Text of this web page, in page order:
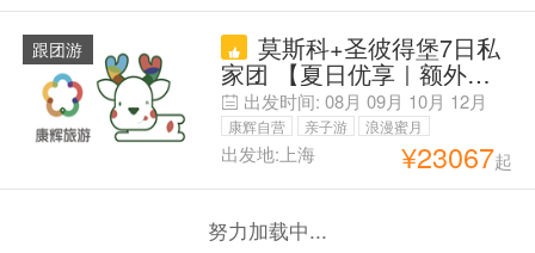
跟团游 莫斯科+圣彼得堡7日私
家团 【夏日优享｜额外领
券限每日咨询前20名】限时
免签 丨金环小镇/武装力量
2选1丨美学四宫 克叶夏冬
丨换城高铁【1单1团 SVIP
无忧】更多精彩 尽在客服
出发时间: 08月 09月 10月 12月
康辉自营 亲子游
浪漫蜜月
父母安心游
出发地:上海 ¥23067起
努力加载中...